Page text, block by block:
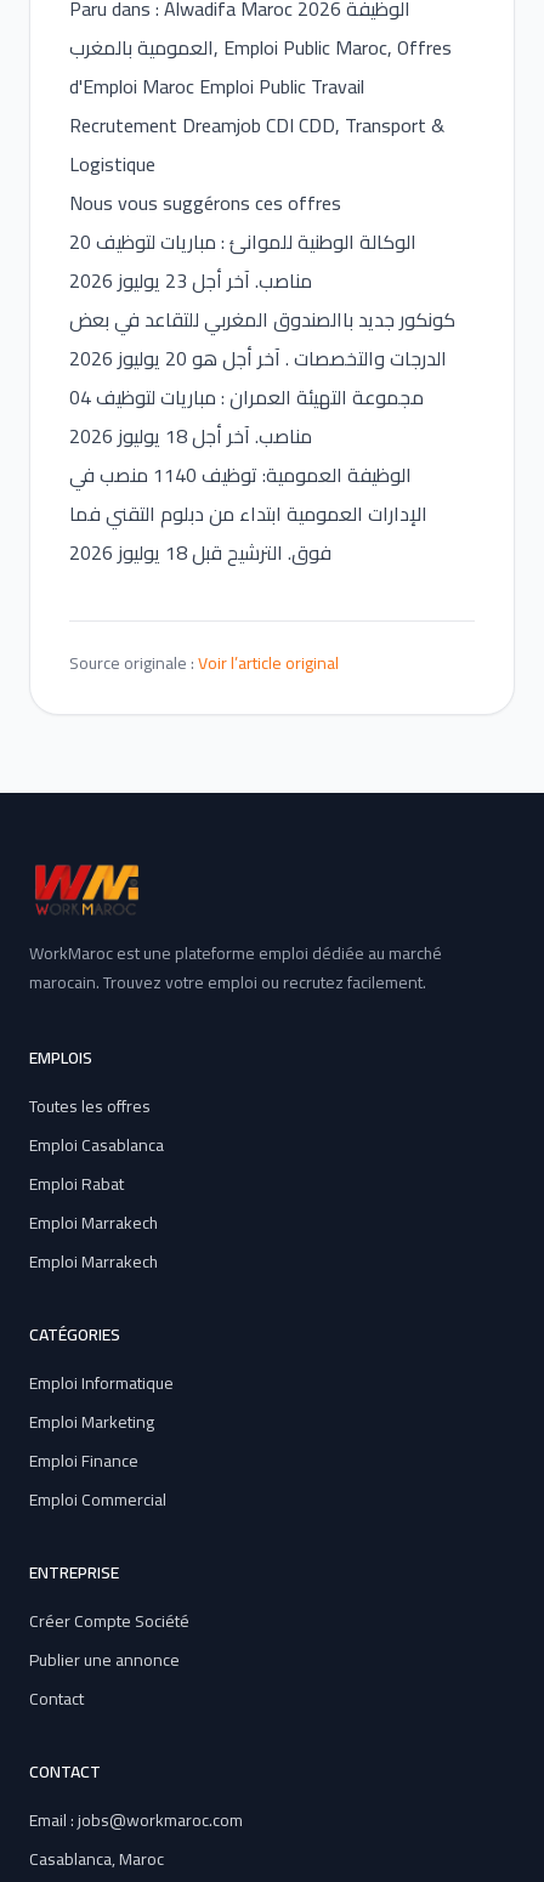
Paru dans : Alwadifa Maroc 2026 الوظيفة
العمومية بالمغرب, Emploi Public Maroc, Offres
d'Emploi Maroc Emploi Public Travail
Recrutement Dreamjob CDI CDD, Transport &
Logistique
Nous vous suggérons ces offres
الوكالة الوطنية للموانئ : مباريات لتوظيف 20
مناصب. آخر أجل 23 يوليوز 2026
كونكور جديد باالصندوق المغربي للتقاعد في بعض
الدرجات والتخصصات . آخر أجل هو 20 يوليوز 2026
مجموعة التهيئة العمران : مباريات لتوظيف 04
مناصب. آخر أجل 18 يوليوز 2026
الوظيفة العمومية: توظيف 1140 منصب في
الإدارات العمومية ابتداء من دبلوم التقني فما
فوق. الترشيح قبل 18 يوليوز 2026
Source originale :Voir l’article original
WorkMaroc est une plateforme emploi dédiée au marché
marocain. Trouvez votre emploi ou recrutez facilement.
EMPLOIS
Toutes les offres
Emploi Casablanca
Emploi Rabat
Emploi Marrakech
Emploi Marrakech
CATÉGORIES
Emploi Informatique
Emploi Marketing
Emploi Finance
Emploi Commercial
ENTREPRISE
Créer Compte Société
Publier une annonce
Contact
CONTACT
Email : jobs@workmaroc.com
Casablanca, Maroc